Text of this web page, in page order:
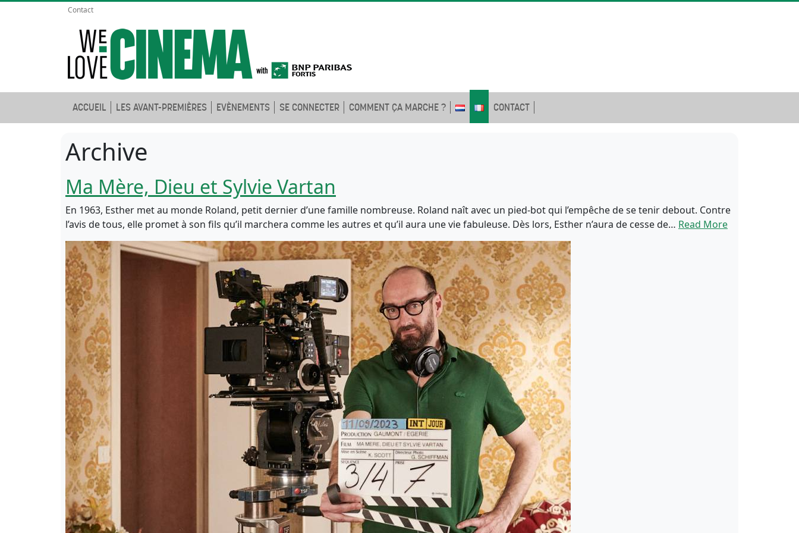
Contact
ACCUEIL LES AVANT-PREMIÈRES EVÈNEMENTS SE CONNECTER COMMENT ÇA MARCHE ? CONTACT
Archive
Ma Mère, Dieu et Sylvie Vartan
En 1963, Esther met au monde Roland, petit dernier d’une famille nombreuse. Roland naît avec un pied-bot qui l’empêche de se tenir debout. Contre
l’avis de tous, elle promet à son fils qu’il marchera comme les autres et qu’il aura une vie fabuleuse. Dès lors, Esther n’aura de cesse de… Read More